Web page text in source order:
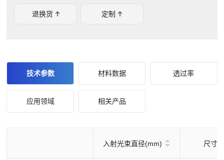
退换货 定制
技术参数 材料数据 透过率
应用领域 相关产品
入射光束直径(mm) 尺寸